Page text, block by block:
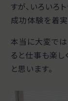
すが、いろいろ
成功体験を着
本当に大変で
ると仕事も楽し
と思います。